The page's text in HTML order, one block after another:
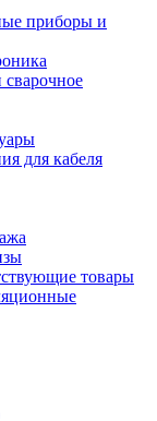
приборы и
для кабеля
товары